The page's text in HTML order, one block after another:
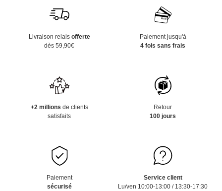
Livraison relais offerte
dès 59,90€
Paiement jusqu'à
4 fois sans frais
+2 millions de clients
satisfaits
Retour
100 jours
Paiement
sécurisé
Service client
Lu/ven 10:00-13:00 / 13:30-17:30